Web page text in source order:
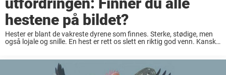
hestene på bildet?
Hester er blant de vakreste dyrene som finnes. Sterke, stødige, men
også lojale og snille. En hest er rett os slett en riktig god venn. Kanskje